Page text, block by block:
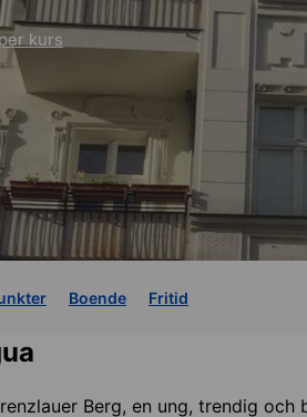
kurs
Boende Fritid
Berg, en ung, trendig